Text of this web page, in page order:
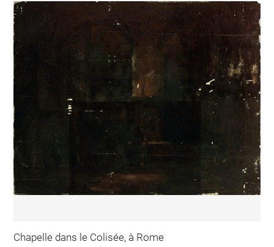
Chapelle dans le Colisée, à Rome